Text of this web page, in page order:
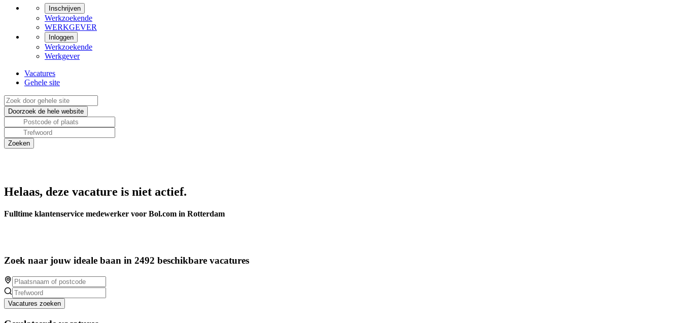
Inschrijven
Werkzoekende
WERKGEVER
Inloggen
Werkzoekende
Werkgever
Vacatures
Gehele site
Helaas, deze vacature is niet actief.
Fulltime klantenservice medewerker voor Bol.com in Rotterdam
Zoek naar jouw ideale baan in 2492 beschikbare vacatures
Vacatures zoeken